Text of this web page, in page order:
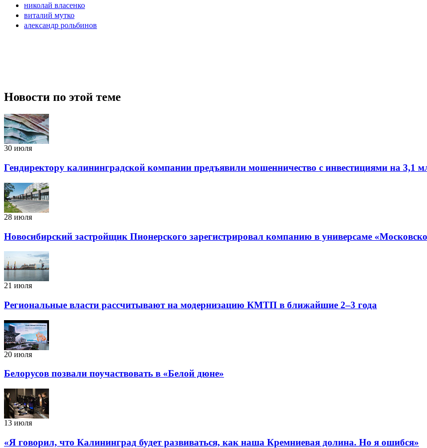
николай власенко
виталий мутко
александр рольбинов
Новости по этой теме
30 июля
Гендиректору калининградской компании предъявили мошенничество с инвестициями на 3,1
28 июля
Новосибирский застройщик Пионерского зарегистрировал компанию в универсаме
21 июля
Региональные власти рассчитывают на модернизацию КМТП в ближайшие 2–3 года
20 июля
Белорусов позвали поучаствовать в «Белой дюне»
13 июля
«Я говорил, что Калининград будет развиваться, как наша Кремниевая долина. Но я ошибся»